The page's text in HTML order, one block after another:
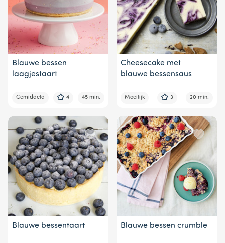
Blauwe bessen
laagjestaart
Gemiddeld 4 45 min.
Cheesecake met
blauwe bessensaus
Moeilijk 3 20 min.
Blauwe bessentaart Blauwe bessen crumble